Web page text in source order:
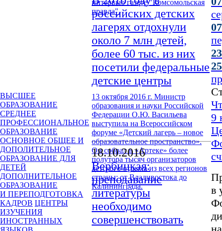
ВЫСШЕЕ
ОБРАЗОВАНИЕ
СРЕДНЕЕ
ПРОФЕССИОНАЛЬНОЕ
ОБРАЗОВАНИЕ
ОСНОВНОЕ ОБЩЕЕ И
ДОПОЛИТЕЛЬНОЕ
ОБРАЗОВАНИЕ ДЛЯ
ДЕТЕЙ
ДОПОЛНИТЕЛЬНОЕ
ОБРАЗОВАНИЕ
И ПЕРЕПОДГОТОВКА
КАДРОВ ЦЕНТРЫ
ИЗУЧЕНИЯ
ИНОСТРАННЫХ
интервью газете "Комсомольская
правда".
российских детских
лагерях отдохнули
около 7 млн детей,
более 60 тыс. из них
посетили федеральные
детские центры
13 октября 2016 г. Министр
образования и науки Российской
Федерации О.Ю. Васильева
выступила на Всероссийском
форуме «Детский лагерь – новое
образовательное пространство».
Он собрал в «Артеке» более
полутора тысяч организаторов
детского отдыха из всех регионов
страны: от Владивостока до
Калининграда.
18.10.2016
Вербицкая:
преподавание
литературы
необходимо
совершенствовать
9
в